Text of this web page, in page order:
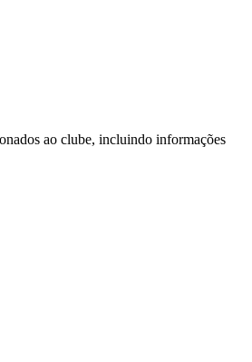
ao clube, incluindo informações